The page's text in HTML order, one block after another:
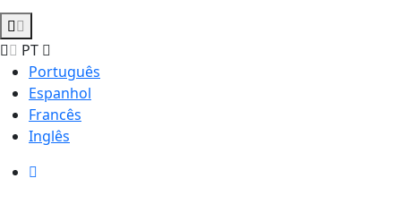
PT
Português
Espanhol
Francês
Inglês